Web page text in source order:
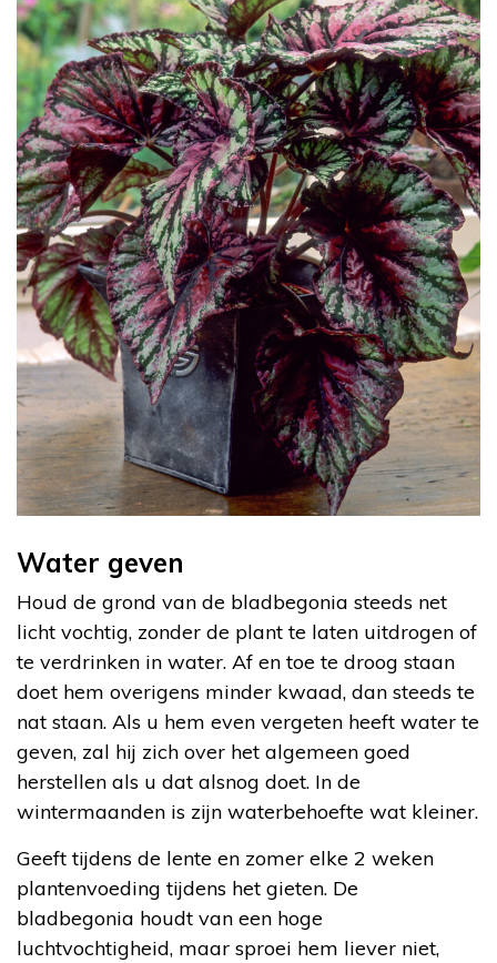
Water geven
Houd de grond van de bladbegonia steeds net
licht vochtig, zonder de plant te laten uitdrogen of
te verdrinken in water. Af en toe te droog staan
doet hem overigens minder kwaad, dan steeds te
nat staan. Als u hem even vergeten heeft water te
geven, zal hij zich over het algemeen goed
herstellen als u dat alsnog doet. In de
wintermaanden is zijn waterbehoefte wat kleiner.
Geeft tijdens de lente en zomer elke 2 weken
plantenvoeding tijdens het gieten. De
bladbegonia houdt van een hoge
luchtvochtigheid, maar sproei hem liever niet,